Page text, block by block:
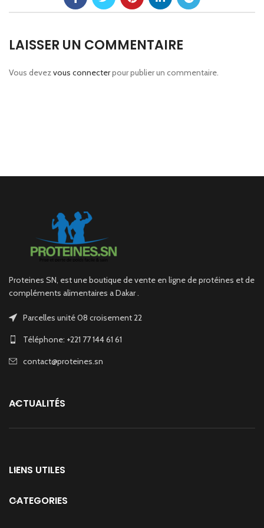
LAISSER UN COMMENTAIRE
Vous devezvous connecterpour publier un commentaire.
Proteines SN, est une boutique de vente en ligne de protéines et de
compléments alimentaires a Dakar .
Parcelles unité 08 croisement 22
Téléphone: +221 77 144 61 61
contact@proteines.sn
ACTUALITÉS
LIENS UTILES
CATEGORIES